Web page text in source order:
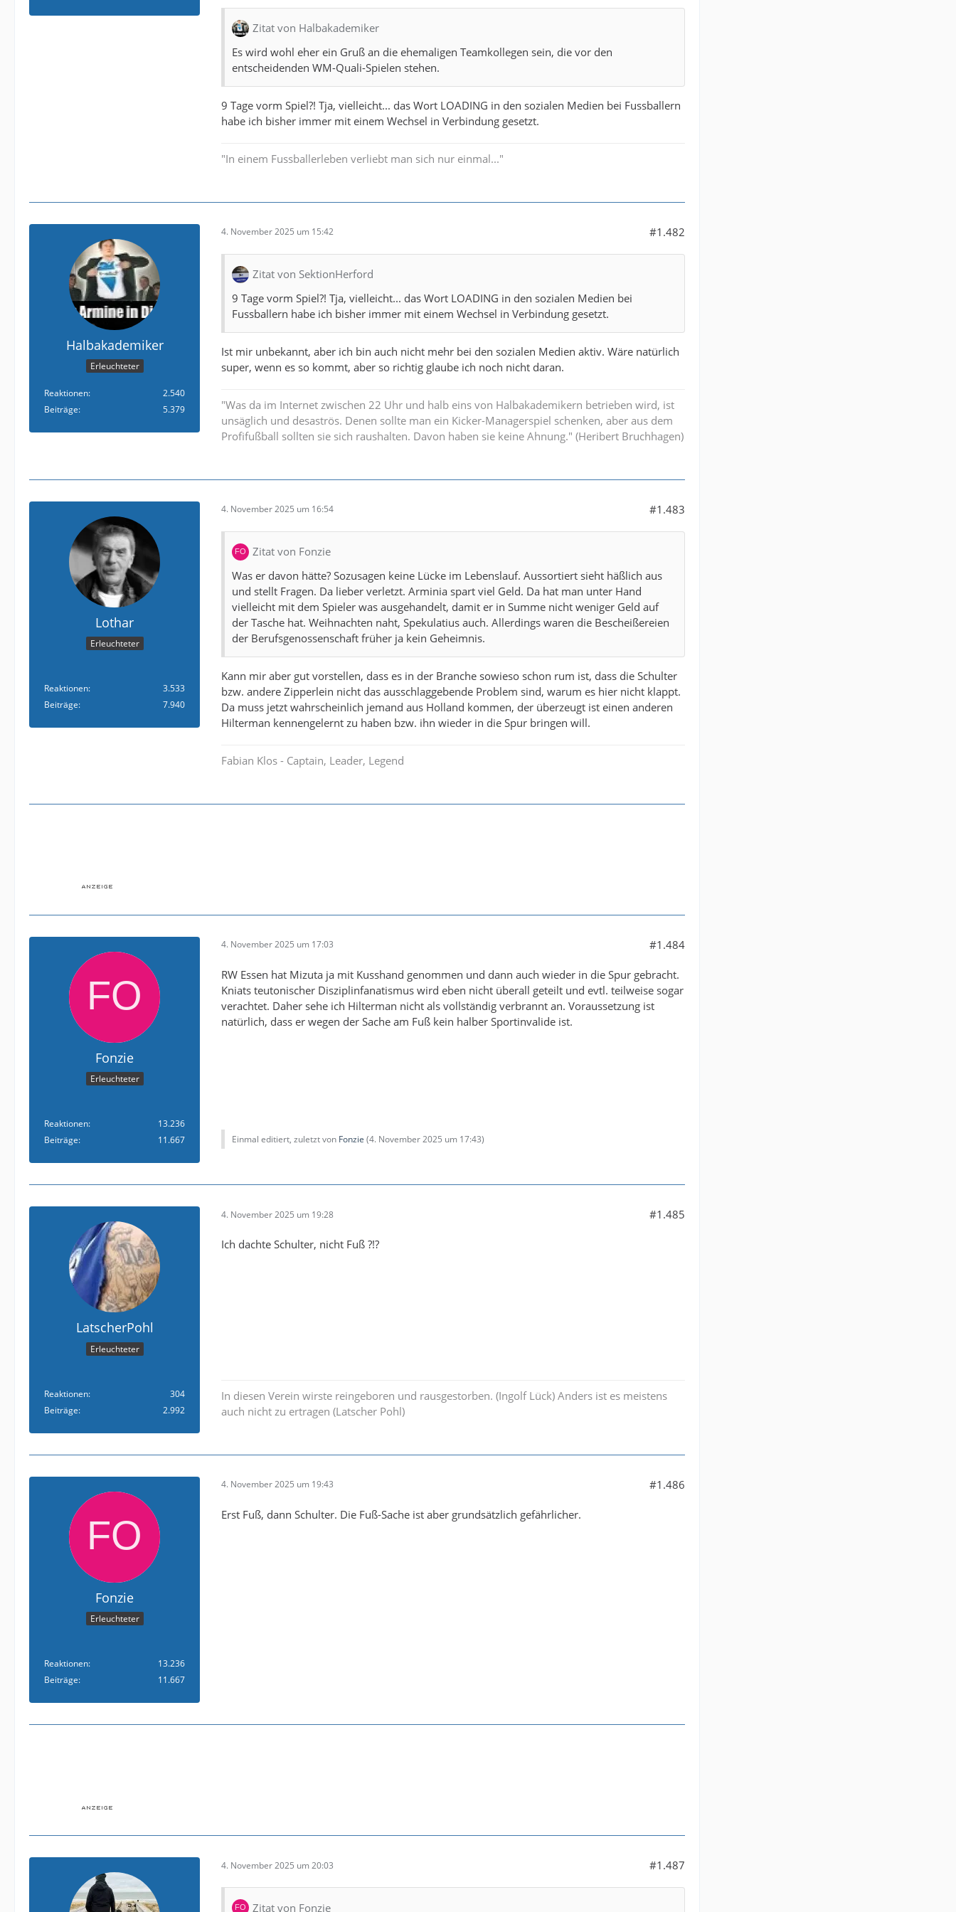
Zitat von Halbakademiker
Es wird wohl eher ein Gruß an die ehemaligen Teamkollegen sein, die vor den
entscheidenden WM-Quali-Spielen stehen.
9 Tage vorm Spiel?! Tja, vielleicht... das Wort LOADING in den sozialen Medien bei Fussballern
habe ich bisher immer mit einem Wechsel in Verbindung gesetzt.
"In einem Fussballerleben verliebt man sich nur einmal..."
Halbakademiker
Erleuchteter
Reaktionen
2.540
Beiträge
5.379
4. November 2025 um 15:42 #1.482
Zitat von SektionHerford
9 Tage vorm Spiel?! Tja, vielleicht... das Wort LOADING in den sozialen Medien bei
Fussballern habe ich bisher immer mit einem Wechsel in Verbindung gesetzt.
Ist mir unbekannt, aber ich bin auch nicht mehr bei den sozialen Medien aktiv. Wäre natürlich
super, wenn es so kommt, aber so richtig glaube ich noch nicht daran.
"Was da im Internet zwischen 22 Uhr und halb eins von Halbakademikern betrieben wird, ist
unsäglich und desaströs. Denen sollte man ein Kicker-Managerspiel schenken, aber aus dem
Profifußball sollten sie sich raushalten. Davon haben sie keine Ahnung." (Heribert Bruchhagen)
Lothar
Erleuchteter
Reaktionen
3.533
Beiträge
7.940
4. November 2025 um 16:54 #1.483
Zitat von Fonzie
Was er davon hätte? Sozusagen keine Lücke im Lebenslauf. Aussortiert sieht häßlich aus
und stellt Fragen. Da lieber verletzt. Arminia spart viel Geld. Da hat man unter Hand
vielleicht mit dem Spieler was ausgehandelt, damit er in Summe nicht weniger Geld auf
der Tasche hat. Weihnachten naht, Spekulatius auch. Allerdings waren die Bescheißereien
der Berufsgenossenschaft früher ja kein Geheimnis.
Kann mir aber gut vorstellen, dass es in der Branche sowieso schon rum ist, dass die Schulter
bzw. andere Zipperlein nicht das ausschlaggebende Problem sind, warum es hier nicht klappt.
Da muss jetzt wahrscheinlich jemand aus Holland kommen, der überzeugt ist einen anderen
Hilterman kennengelernt zu haben bzw. ihn wieder in die Spur bringen will.
Fabian Klos - Captain, Leader, Legend
Fonzie
Erleuchteter
Reaktionen
13.236
Beiträge
11.667
4. November 2025 um 17:03 #1.484
RW Essen hat Mizuta ja mit Kusshand genommen und dann auch wieder in die Spur gebracht.
Kniats teutonischer Disziplinfanatismus wird eben nicht überall geteilt und evtl. teilweise sogar
verachtet. Daher sehe ich Hilterman nicht als vollständig verbrannt an. Voraussetzung ist
natürlich, dass er wegen der Sache am Fuß kein halber Sportinvalide ist.
Einmal editiert, zuletzt von Fonzie (4. November 2025 um 17:43)
LatscherPohl
Erleuchteter
Reaktionen
304
Beiträge
2.992
4. November 2025 um 19:28 #1.485
Ich dachte Schulter, nicht Fuß ?!?
In diesen Verein wirste reingeboren und rausgestorben. (Ingolf Lück) Anders ist es meistens
auch nicht zu ertragen (Latscher Pohl)
Fonzie
Erleuchteter
Reaktionen
13.236
Beiträge
11.667
4. November 2025 um 19:43 #1.486
Erst Fuß, dann Schulter. Die Fuß-Sache ist aber grundsätzlich gefährlicher.
4. November 2025 um 20:03 #1.487
Zitat von Fonzie